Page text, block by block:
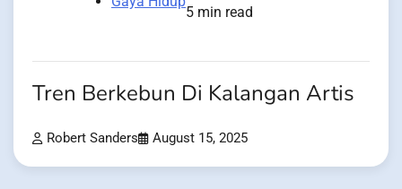
5 min read
Tren Berkebun Di Kalangan Artis
Robert Sanders August 15, 2025